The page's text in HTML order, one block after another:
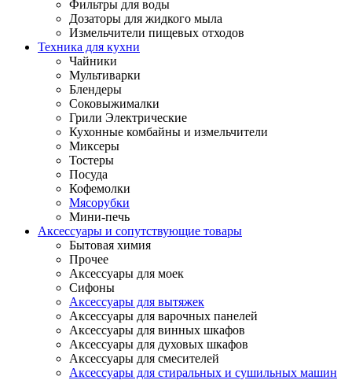
Фильтры для воды
Дозаторы для жидкого мыла
Измельчители пищевых отходов
Техника для кухни
Чайники
Мультиварки
Блендеры
Соковыжималки
Грили Электрические
Кухонные комбайны и измельчители
Миксеры
Тостеры
Посуда
Кофемолки
Мясорубки
Мини-печь
Аксессуары и сопутствующие товары
Бытовая химия
Прочее
Аксессуары для моек
Сифоны
Аксессуары для вытяжек
Аксессуары для варочных панелей
Аксессуары для винных шкафов
Аксессуары для духовых шкафов
Аксессуары для смесителей
Аксессуары для стиральных и сушильных машин